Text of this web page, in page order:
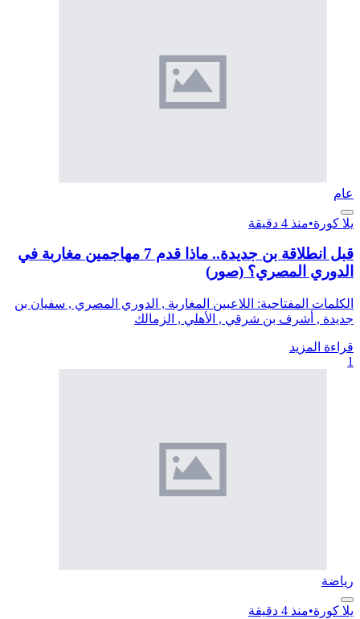
عام
يلا كورة•منذ 4 دقيقة
قبل انطلاقة بن جديدة.. ماذا قدم 7 مهاجمين مغاربة في
الدوري المصري؟ (صور)
الكلمات المفتاحية: اللاعبين المغاربة , الدوري المصري , سفيان بن
جديدة , أشرف بن شرقي , الأهلي , الزمالك
قراءة المزيد
1
رياضة
يلا كورة•منذ 4 دقيقة